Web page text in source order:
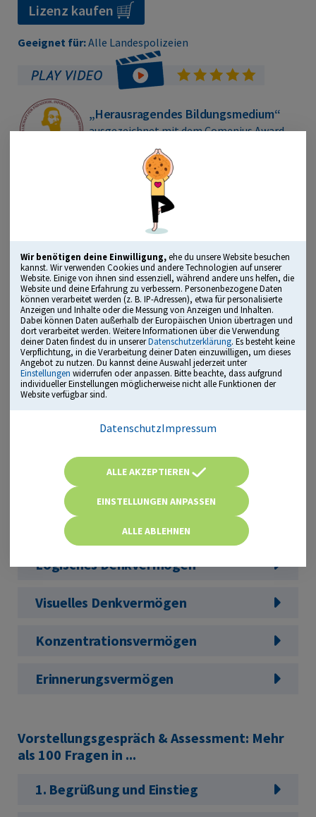
Wir benötigen deine Einwilligung,ehe du unsere Website besuchen
kannst. Wir verwenden Cookies und andere Technologien auf unserer
Website. Einige von ihnen sind essenziell, während andere uns helfen, die
Website und deine Erfahrung zu verbessern. Personenbezogene Daten
können verarbeitet werden (z. B. IP-Adressen), etwa für personalisierte
Anzeigen und Inhalte oder die Messung von Anzeigen und Inhalten.
Dabei können Daten außerhalb der Europäischen Union übertragen und
dort verarbeitet werden. Weitere Informationen über die Verwendung
deiner Daten findest du in unsererDatenschutzerklärung. Es besteht keine
Verpflichtung, in die Verarbeitung deiner Daten einzuwilligen, um dieses
Angebot zu nutzen. Du kannst deine Auswahl jederzeit unter
Einstellungen widerrufen oder anpassen. Bitte beachte, dass aufgrund
individueller Einstellungen möglicherweise nicht alle Funktionen der
Website verfügbar sind.
DatenschutzImpressum
ALLE AKZEPTIEREN
EINSTELLUNGEN ANPASSEN
ALLE ABLEHNEN
Lizenz kaufen
Geeignet für:Alle Landespolizeien
„Herausragendes Bildungsmedium“
ausgezeichnet mit dem Comenius Award
Übungsmodus, Testmodus, Leistungsanalyse und mehr
alle typischen Testbereiche mit vielen Originalfragen
kommentierte Lösungen inklusive Tipps und Tricks
Vorstellungsgespräch: Die häufigsten Fragen, die
besten Antworten – mit Erklärvideos
Assessment Center: Vortrag, Rollenspiel,
Postkorbübung & Co.
empfohlen von Einstellungsberatern und der
Gewerkschaft der Polizei (GdP)
läuft direkt im Browser – sofort startklar
Einstellungstest: Mehr als 1.800 Fragen in ...
Sprachbeherrschung
Mathematik
Logisches Denkvermögen
Visuelles Denkvermögen
Konzentrationsvermögen
Erinnerungsvermögen
Vorstellungsgespräch & Assessment: Mehr
als 100 Fragen in ...
1. Begrüßung und Einstieg